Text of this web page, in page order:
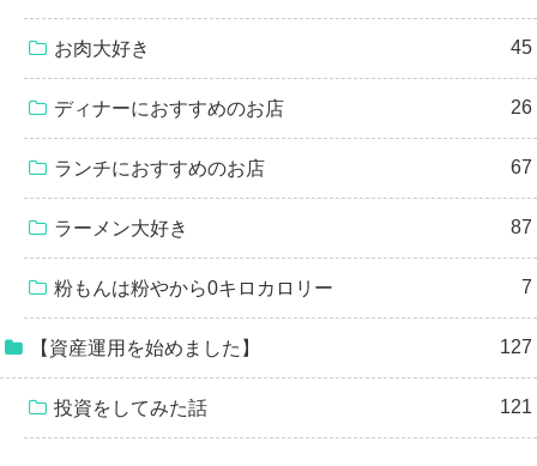
お肉大好き 45
ディナーにおすすめのお店 26
ランチにおすすめのお店 67
ラーメン大好き 87
粉もんは粉やから0キロカロリー 7
【資産運用を始めました】 127
投資をしてみた話 121